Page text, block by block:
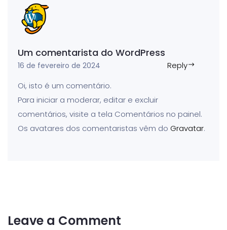
Um comentarista do WordPress
16 de fevereiro de 2024
Reply
Oi, isto é um comentário.
Para iniciar a moderar, editar e excluir
comentários, visite a tela Comentários no painel.
Os avatares dos comentaristas vêm do Gravatar.
Leave a Comment